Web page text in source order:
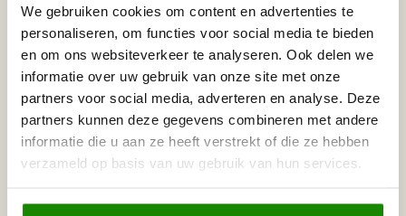
We gebruiken cookies om content en advertenties te
personaliseren, om functies voor social media te bieden
en om ons websiteverkeer te analyseren. Ook delen we
informatie over uw gebruik van onze site met onze
partners voor social media, adverteren en analyse. Deze
partners kunnen deze gegevens combineren met andere
informatie die u aan ze heeft verstrekt of die ze hebben
verzameld op basis van uw gebruik van hun services.
Kan ik direct schilderen na montage?
Ja, de lijst is voorgegrond en overschilderbaar.
Welke lijm adviseer je?
ADEFIX® is als accessoire vermeld en geschikt voor
montage.
Wat is de lengte en maat van dit profiel?
80 × 80 × 2000 mm per stuk.